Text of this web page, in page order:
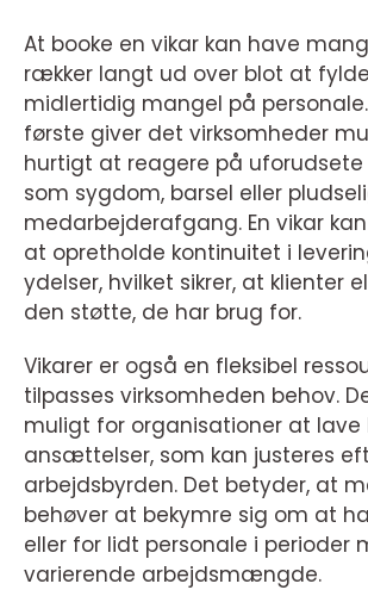
At booke en vikar kan have
rækker langt ud over blot at
midlertidig mangel på
første giver det virksomheder
hurtigt at reagere på
som sygdom, barsel eller
medarbejderafgang. En vikar
at opretholde kontinuitet i
ydelser, hvilket sikrer, at klienter
den støtte, de har brug for.
Vikarer er også en fleksibel
tilpasses virksomheden behov.
muligt for organisationer at lave
ansættelser, som kan justeres
arbejdsbyrden. Det betyder, at
behøver at bekymre sig om at
eller for lidt personale i perioder
varierende arbejdsmængde.